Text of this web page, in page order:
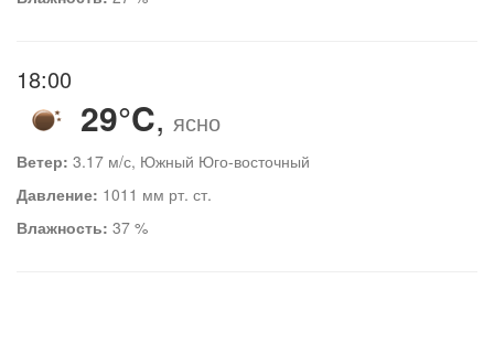
18:00
29°C, ясно
Ветер: 3.17 м/с, Южный Юго-восточный
Давление: 1011 мм рт. ст.
Влажность: 37 %